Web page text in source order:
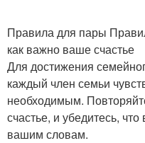
Правила для пары
как важно ваше счастье
Для достижения
каждый член семьи
необходимым.
счастье, и убедитесь,
вашим словам.